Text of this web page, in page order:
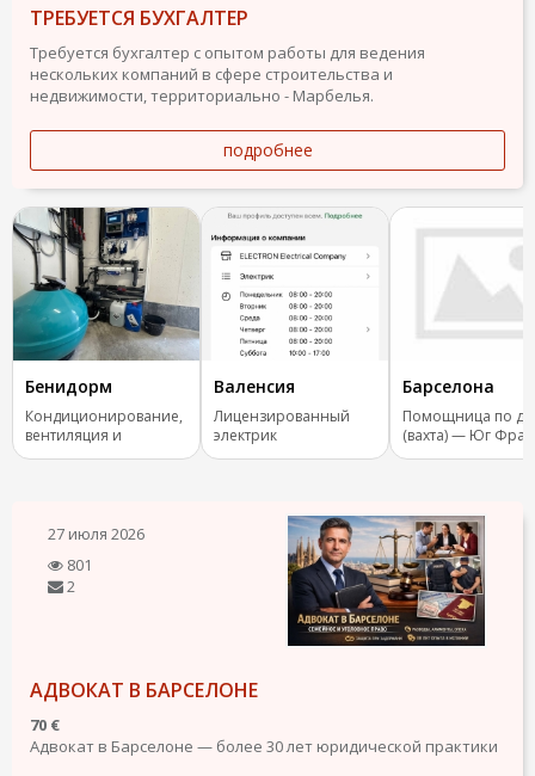
ТРЕБУЕТСЯ БУХГАЛТЕР
Требуется бухгалтер с опытом работы для ведения
нескольких компаний в сфере строительства и
недвижимости, территориально - Марбелья.
подробнее
Бенидорм
Кондиционирование,
вентиляция и
отопление.
Валенсия
Лицензированный
электрик
Барселона
Помощница по
(вахта) — Юг
27 июля 2026
801
2
АДВОКАТ В БАРСЕЛОНЕ
70 €
Адвокат в Барселоне — более 30 лет юридической практики